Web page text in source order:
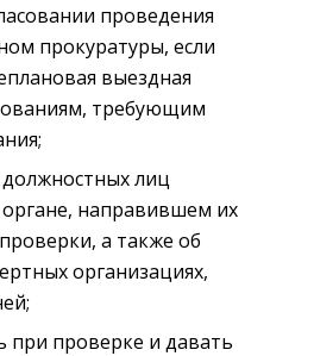
проведения
прокуратуры, если
выездная
требующим
лиц
направившем их
а также об
организациях,
при проверке и давать